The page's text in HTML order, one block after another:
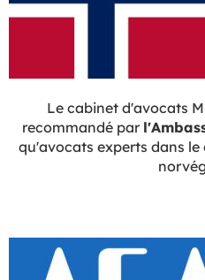
Le cabinet d'avocats
recommandé par
qu'avocats experts dans